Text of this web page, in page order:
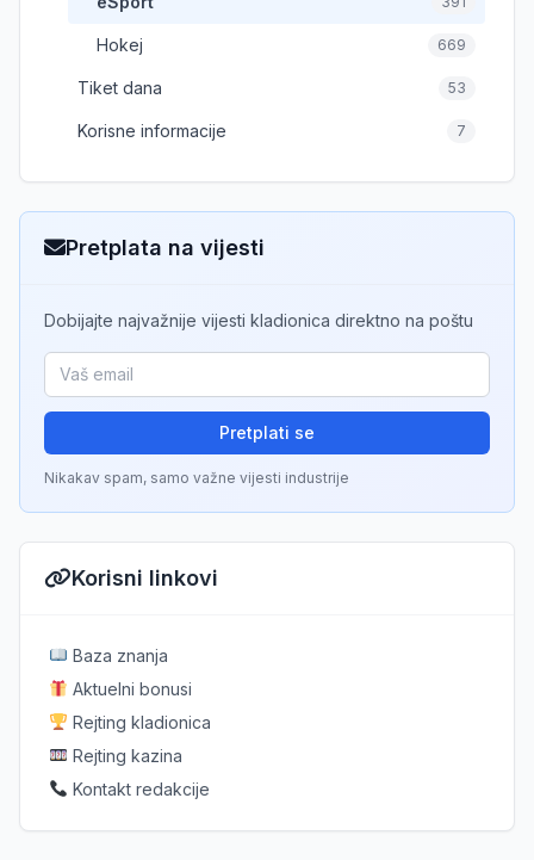
Hokej 669
Tiket dana 53
Korisne informacije 7
Pretplata na vijesti
Dobijajte najvažnije vijesti kladionica direktno na poštu
Pretplati se
Nikakav spam, samo važne vijesti industrije
Korisni linkovi
Baza znanja
Aktuelni bonusi
Rejting kladionica
Rejting kazina
Kontakt redakcije